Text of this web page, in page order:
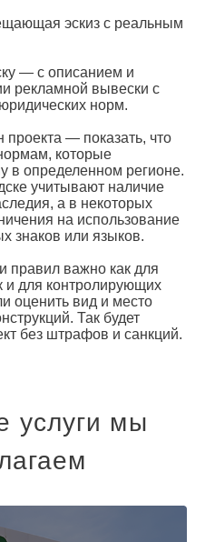
эскиз с реальным
— с описанием и
рекламной вывески с
норм.
проекта — показать, что
которые
в определенном регионе.
учитывают наличие
а в некоторых
на использование
знаков или языков.
правил важно как для
и для контролирующих
оценить вид и место
Так будет
без штрафов и санкций.
услуги мы